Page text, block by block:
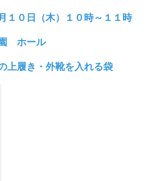
度港区こども誰で
知らせ
８年度から「港区こども誰で
ています。
火・金クラス５名 を募集し